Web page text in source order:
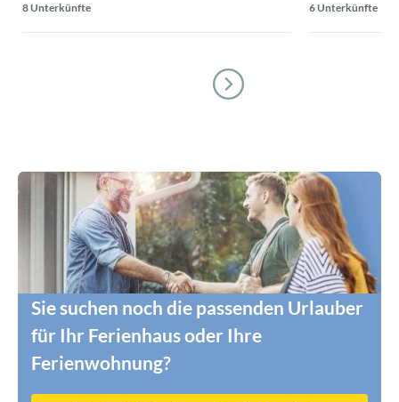
8 Unterkünfte 6 Unterkünfte
Sie suchen noch die passenden Urlauber
für Ihr Ferienhaus oder Ihre
Ferienwohnung?